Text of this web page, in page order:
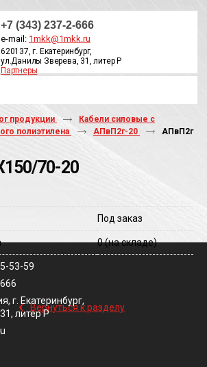
+7 (343) 237-2-666
e-mail: 1mkk@1mkk.ru
620137, г. Екатеринбург,
ул.Данилы Зверева, 31, литер Р
Партнеры
продукции
Кабели силовые с
полиэтилена
АПвП2г-20
АПвП2г
70-20
Под заказ
0(на складе)
‹ Вернуться к разделу
53-59
г. Екатеринбург,
литер Р